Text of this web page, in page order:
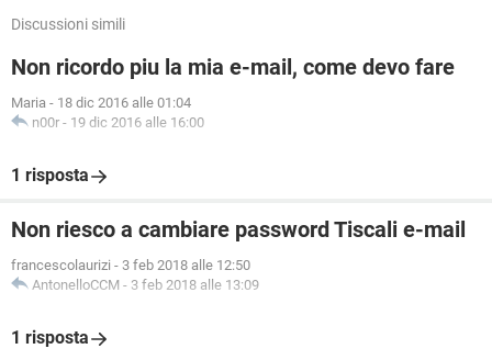
Discussioni simili
Non ricordo piu la mia e-mail, come devo fare
Maria - 18 dic 2016 alle 01:04
n00r - 19 dic 2016 alle 16:00
1 risposta
Non riesco a cambiare password Tiscali e-mail
francescolaurizi - 3 feb 2018 alle 12:50
AntonelloCCM - 3 feb 2018 alle 13:09
1 risposta